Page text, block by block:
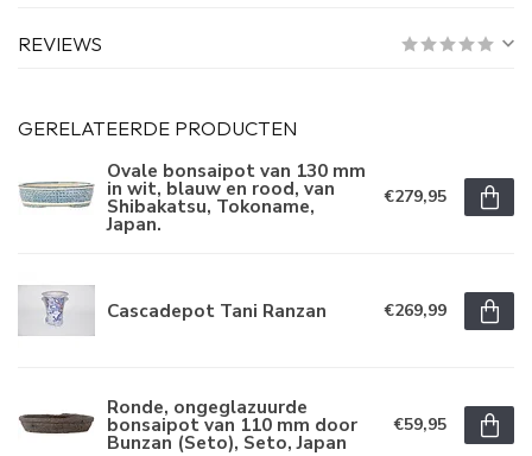
REVIEWS
GERELATEERDE PRODUCTEN
Ovale bonsaipot van 130 mm
in wit, blauw en rood, van
Shibakatsu, Tokoname,
Japan.
€279,95
Cascadepot Tani Ranzan €269,99
Ronde, ongeglazuurde
bonsaipot van 110 mm door
Bunzan (Seto), Seto, Japan
€59,95